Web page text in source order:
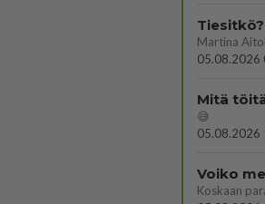
05.08.2026
Mitä
😅
05.08.2026
Voiko
Koskaan